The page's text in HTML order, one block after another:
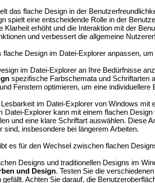
das flache Design in der
spielt eine entscheidende Rolle in der
Klarheit erhöht und die Interaktion mit der
und verbessert die allgemeine
flache Design im Datei-Explorer anpassen,
im Datei-Explorer an Ihre Bedürfnisse
spezifische Farbschemata und Schriftarten
Fenstern optimieren, um eine individuellere
im Datei-Explorer von Windows mit
Datei-Explorer kann mit einem flachen
und eine klare Schriftart auswählen. Diese
sind, insbesondere bei längerem Arbeiten.
es für den Wechsel zwischen flachen
Designs und traditionellen Designs im
und Design. Testen Sie die
Achten Sie darauf, die